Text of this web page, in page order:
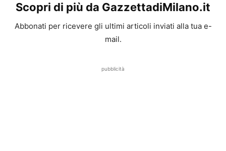
Scopri di più da GazzettadiMilano.it
Abbonati per ricevere gli ultimi articoli inviati alla tua e-
mail.
pubblicità